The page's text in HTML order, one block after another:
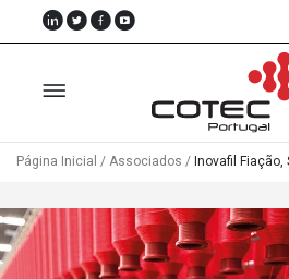
Sobre
Nós
Página Inicial / Associados / Inovafil Fiação,